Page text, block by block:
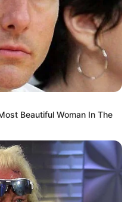
Beautiful Woman In The